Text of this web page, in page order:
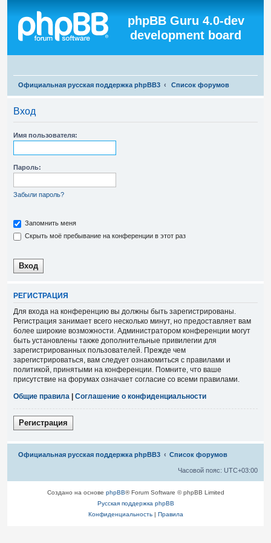
phpBB Guru 4.0-dev
development board
Официальная русская поддержка phpBB3 Список форумов
Вход
Имя пользователя:
Пароль:
Забыли пароль?
Запомнить меня
Скрыть моё пребывание на конференции в этот раз
РЕГИСТРАЦИЯ
Для входа на конференцию вы должны быть зарегистрированы.
Регистрация занимает всего несколько минут, но предоставляет вам
более широкие возможности. Администратором конференции могут
быть установлены также дополнительные привилегии для
зарегистрированных пользователей. Прежде чем
зарегистрироваться, вам следует ознакомиться с правилами и
политикой, принятыми на конференции. Помните, что ваше
присутствие на форумах означает согласие со всеми правилами.
Общие правила
Соглашение о конфиденциальности
Регистрация
Официальная русская поддержка phpBB3 Список форумов
Часовой пояс: UTC+03:00
Связаться с
Создано на основе phpBB® Forum Software © phpBB Limited
Русская поддержка phpBB
Конфиденциальность| Правила